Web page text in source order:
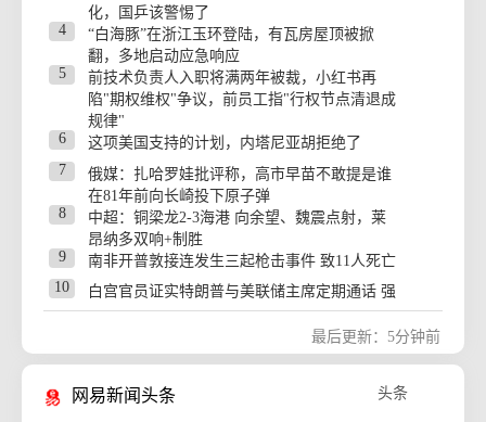
7月份CPI同比上涨0.5%
22
越改越强！揭秘轰-6进化史
23
7月CPI、PPI涨幅双放缓
12名中国人在柬埔寨电诈被羁押
97w
25
if椰子水股价大跌 一个网红IPO崩了
26
丘成桐谈王虹、邓煜
95w
27
接了一通电话就背上贷款？警方提醒
BLG官宣：Flandre正式加入
29
睡车里被收150元？酒店：补偿1000元
93w
30
日本长野县山体滑坡 约400人被困
92w
北京楼市新政：首批受益者房贷利息立省10
万
91w
33
煤矿存重大隐患仍生产，停产整顿
90w
化，国乒该警惕了
4
“白海豚”在浙江玉环登陆，有瓦房屋顶被掀
翻，多地启动应急响应
5
前技术负责人入职将满两年被裁，小红书再
陷"期权维权"争议，前员工指"行权节点清退成
规律"
6
这项美国支持的计划，内塔尼亚胡拒绝了
7
俄媒：扎哈罗娃批评称，高市早苗不敢提是谁
在81年前向长崎投下原子弹
8
中超：铜梁龙2-3海港 向余望、魏震点射，莱
昂纳多双响+制胜
9
南非开普敦接连发生三起枪击事件 致11人死亡
10
白宫官员证实特朗普与美联储主席定期通话 强
调尊重央行独立性
江西赣州安远警方通报一起交通事故：造成7
名群众和肇事司机受伤，肇事司机系酒驾
13
最后更新：5分钟前
网易新闻头条 头条